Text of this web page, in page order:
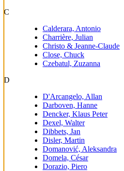
C
Calderara, Antonio
Charrière, Julian
Christo & Jeanne-Claude
Close, Chuck
Czebatul, Zuzanna
D
D'Arcangelo, Allan
Darboven, Hanne
Dencker, Klaus Peter
Dexel, Walter
Dibbets, Jan
Disler, Martin
Domanović, Aleksandra
Domela, César
Dorazio, Piero